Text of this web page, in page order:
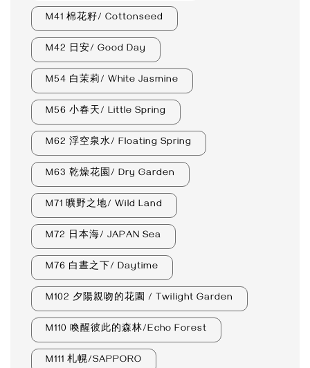
M41 棉花籽/ Cottonseed
M42 日安/ Good Day
M54 白茉莉/ White Jasmine
M56 小春天/ Little Spring
M62 浮空泉水/ Floating Spring
M63 乾燥花園/ Dry Garden
M71 曠野之地/ Wild Land
M72 日本海/ JAPAN Sea
M76 白晝之下/ Daytime
M102 夕陽親吻的花園 / Twilight Garden
M110 喚醒彼此的森林/Echo Forest
M111 札幌/SAPPORO